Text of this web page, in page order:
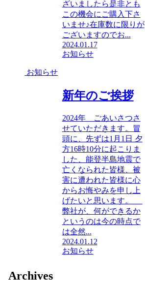
ざいましたら是非とも
この機会にご購入下さ
いませ♪在庫数に限りが
ございますのでお...
2024.01.17
お知らせ
お知らせ
新年のご挨拶
2024年 ごあいさつさ
せていただきます。冒
頭に、先ずは1月1日 夕
方16時10分に起こりま
した、能登半島地震で
亡くなられた皆様、被
害に遭われた皆様に心
からお悔やみを申し上
げたいと思います。
弊社が、何ができるか
というのは今の時点で
は全然...
2024.01.12
お知らせ
Archives